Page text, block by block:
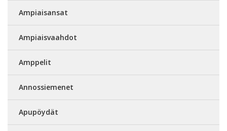
Ampiaisansat
Ampiaisvaahdot
Amppelit
Annossiemenet
Apupöydät